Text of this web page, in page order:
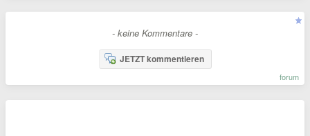
- keine Kommentare -
JETZT kommentieren
forum